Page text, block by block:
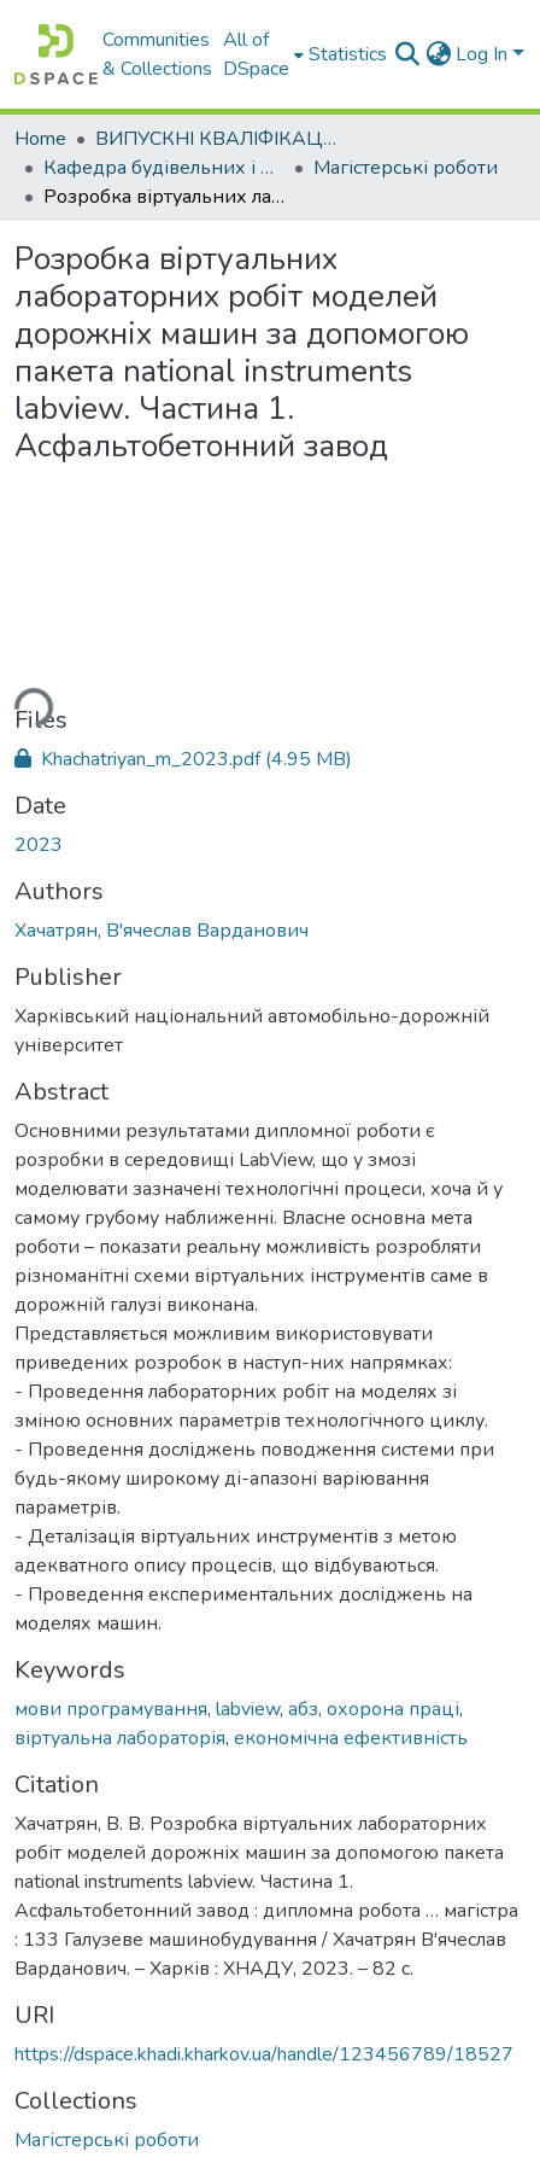
Communities
& Collections
All of
DSpace
Statistics Log In
Home
ВИПУСКНІ КВАЛІФІКАЦІЙНІ РОБОТИ
Кафедра будівельних і дорожніх машин
Магістерські роботи
Розробка віртуальних лабораторних робіт моделей дорожніх машин за допомогою пакета national instruments labview. Частина 1. Асфальтобетонний завод
Розробка віртуальних
лабораторних робіт моделей
дорожніх машин за допомогою
пакета national instruments
labview. Частина 1.
Асфальтобетонний завод
Files
Khachatriyan_m_2023.pdf(4.95 MB)
Date
2023
Authors
Хачатрян, В'ячеслав Варданович
Publisher
Харківський національний автомобільно-дорожній
університет
Abstract
Основними результатами дипломної роботи є
розробки в середовищі LabView, що у змозі
моделювати зазначені технологічні процеси, хоча й у
самому грубому наближенні. Власне основна мета
роботи – показати реальну можливість розробляти
різноманітні схеми віртуальних інструментів саме в
дорожній галузі виконана.
Представляється можливим використовувати
приведених розробок в наступ-них напрямках:
- Проведення лабораторних робіт на моделях зі
зміною основних параметрів технологічного циклу.
- Проведення досліджень поводження системи при
будь-якому широкому ді-апазоні варіювання
параметрів.
- Деталізація віртуальних инструментів з метою
адекватного опису процесів, що відбуваються.
- Проведення експериментальних досліджень на
моделях машин.
Keywords
мови програмування, labview, абз, охорона праці,
віртуальна лабораторія, економічна ефективність
Citation
Хачатрян, В. В. Розробка віртуальних лабораторних
робіт моделей дорожніх машин за допомогою пакета
national instruments labview. Частина 1.
Асфальтобетонний завод : дипломна робота … магістра
: 133 Галузеве машинобудування / Хачатрян В'ячеслав
Варданович. – Харків : ХНАДУ, 2023. – 82 с.
URI
https://dspace.khadi.kharkov.ua/handle/123456789/18527
Collections
Магістерські роботи